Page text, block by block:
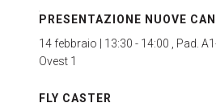
PRESENTAZIONE NUOVE
14 febbraio | 13:30 - 14:00 , Pad.
Ovest 1
FLY CASTER